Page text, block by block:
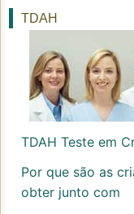
TDAH
TDAH Teste em
Por que são as
obter junto com